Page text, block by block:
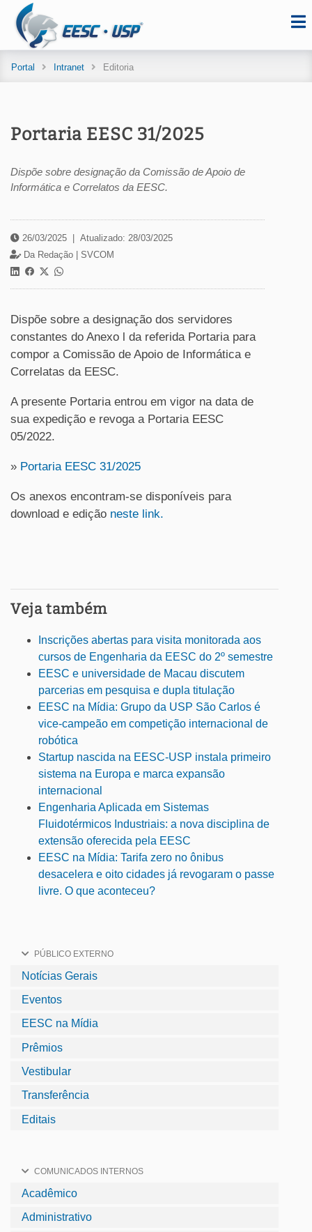
Portal Intranet Editoria
Portaria EESC 31/2025
Dispõe sobre designação da Comissão de Apoio de
Informática e Correlatos da EESC.
26/03/2025
Atualizado: 28/03/2025
Da Redação | SVCOM
Dispõe sobre a designação dos servidores
constantes do Anexo l da referida Portaria para
compor a Comissão de Apoio de Informática e
Correlatas da EESC.
A presente Portaria entrou em vigor na data de
sua expedição e revoga a Portaria EESC
05/2022.
» Portaria EESC 31/2025
Os anexos encontram-se disponíveis para
download e edição neste link.
Veja também
Inscrições abertas para visita monitorada aos
cursos de Engenharia da EESC do 2º semestre
EESC e universidade de Macau discutem
parcerias em pesquisa e dupla titulação
EESC na Mídia: Grupo da USP São Carlos é
vice-campeão em competição internacional de
robótica
Startup nascida na EESC-USP instala primeiro
sistema na Europa e marca expansão
internacional
Engenharia Aplicada em Sistemas
Fluidotérmicos Industriais: a nova disciplina de
extensão oferecida pela EESC
EESC na Mídia: Tarifa zero no ônibus
desacelera e oito cidades já revogaram o passe
livre. O que aconteceu?
PÚBLICO EXTERNO
Notícias Gerais
Eventos
EESC na Mídia
Prêmios
Vestibular
Transferência
Editais
COMUNICADOS INTERNOS
Acadêmico
Administrativo